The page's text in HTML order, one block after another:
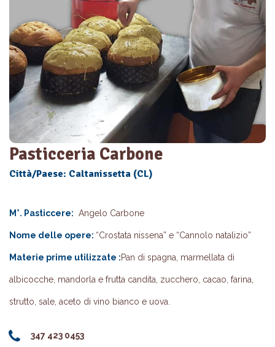
Pasticceria Carbone
Città/Paese: Caltanissetta (CL)
M°. Pasticcere: Angelo Carbone
Nome delle opere: “Crostata nissena” e “Cannolo natalizio”
Materie prime utilizzate :Pan di spagna, marmellata di
albicocche, mandorla e frutta candita, zucchero, cacao, farina,
strutto, sale, aceto di vino bianco e uova.
347 423 0453